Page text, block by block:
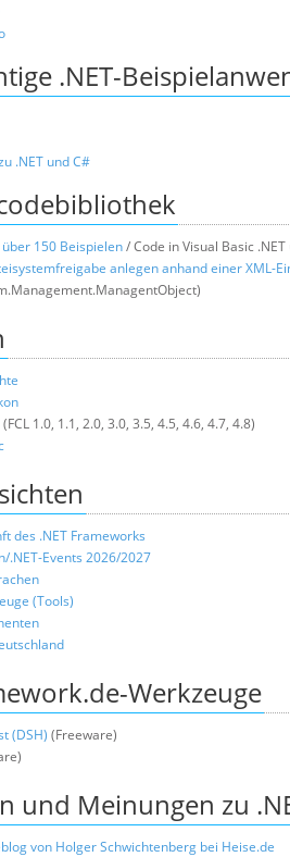
.NET-
.NET und C#
150 Beispielen/ Code in Visual Basic
anlegen anhand einer XML-
(FCL 1.0, 1.1, 2.0, 3.0, 3.5, 4.5, 4.6, 4.7, 4.8)
des .NET Frameworks
.NET-Events 2026/2027
(Tools)
Werkzeuge
(DSH) (Freeware)
und Meinungen zu
von Holger Schwichtenberg bei Heise.de